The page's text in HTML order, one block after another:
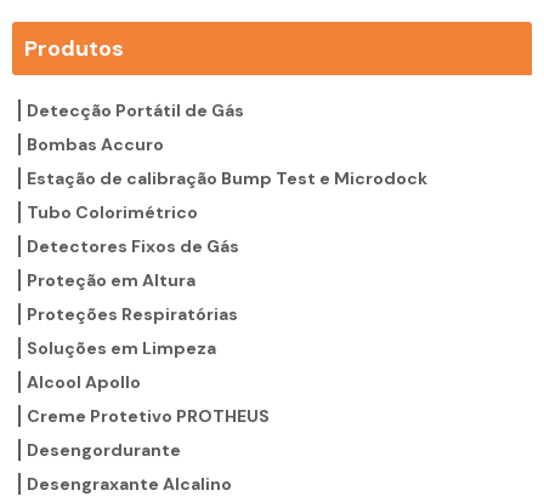
Produtos
Detecção Portátil de Gás
Bombas Accuro
Estação de calibração Bump Test e Microdock
Tubo Colorimétrico
Detectores Fixos de Gás
Proteção em Altura
Proteções Respiratórias
Soluções em Limpeza
Alcool Apollo
Creme Protetivo PROTHEUS
Desengordurante
Desengraxante Alcalino